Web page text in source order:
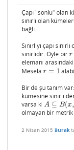
Çapı "sonlu" olan
sınırlı olan
bağlı.
Sınırlıyı çapı
sınırlıdır. Öyle bir r
r>
elemanı
Mesela r = 1
r= 1
Bir de şu tanım
kümesine sınırlı
varsa ki A ⊆ B(x,
A⊆B x,r)
olmayan bir metrik
2 Nisan 2015 Burak